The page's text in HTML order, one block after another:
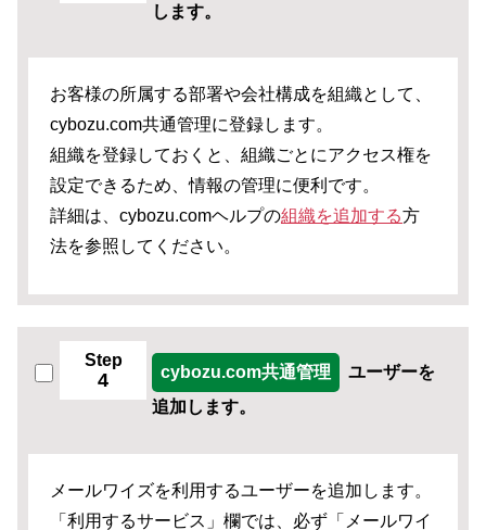
します。
お客様の所属する部署や会社構成を組織として、
cybozu.com共通管理に登録します。
組織を登録しておくと、組織ごとにアクセス権を
設定できるため、情報の管理に便利です。
詳細は、cybozu.comヘルプの組織を追加する方
法を参照してください。
Step
4 cybozu.com共通管理
ユーザーを
追加します。
メールワイズを利用するユーザーを追加します。
「利用するサービス」欄では、必ず「メールワイ